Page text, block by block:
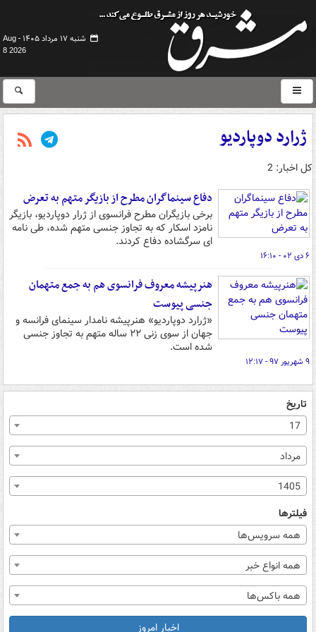
شنبه ۱۷ مرداد ۱۴۰۵ -
Aug
8 2026
ژرارد دوپاردیو
کل اخبار: 2
دفاع سینماگران مطرح از بازیگر متهم به تعرض
برخی بازیگران مطرح فرانسوی از ژرار دوپاردیو، بازیگر
نامزد اسکار که به تجاوز جنسی متهم شده، طی نامه
‌ای سرگشاده دفاع کردند.
۶ دی ۰۲ - ۱۶:۱۰
هنرپیشه معروف فرانسوی هم به جمع متهمان
جنسی پیوست
«ژرارد دوپاردیو» هنرپیشه نامدار سینمای فرانسه و
جهان از سوی زنی ۲۲ ساله متهم به تجاوز جنسی
شده است.
۹ شهریور ۹۷ - ۱۲:۱۷
تاریخ
17
مرداد
1405
فیلترها
همه سرویس‌ها
همه انواع خبر
همه باکس‌ها
اخبار امروز